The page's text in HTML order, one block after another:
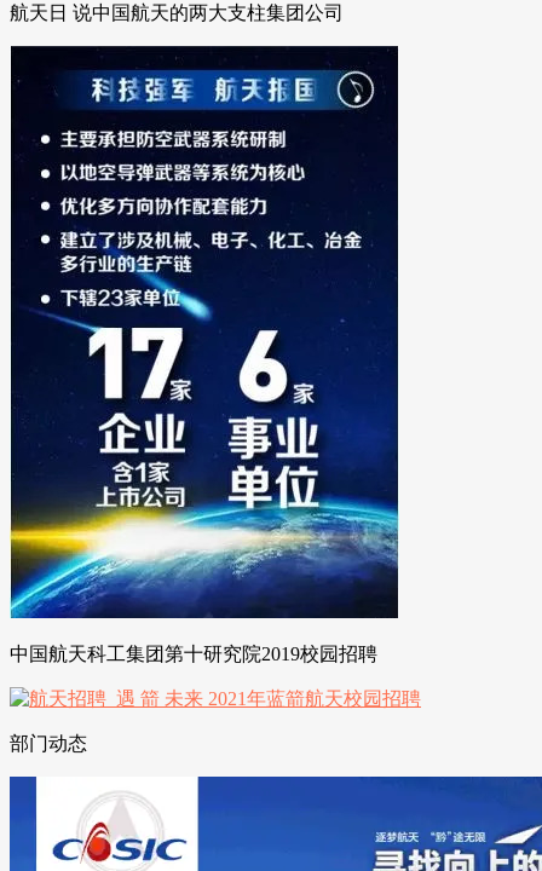
航天日 说中国航天的两大支柱集团公司
中国航天科工集团第十研究院2019校园招聘
部门动态